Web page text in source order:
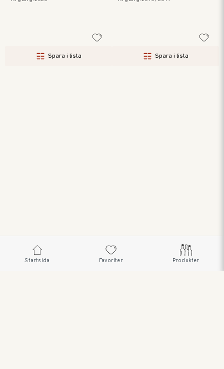
Spara i lista Spara i lista
Startsida Favoriter Produkter